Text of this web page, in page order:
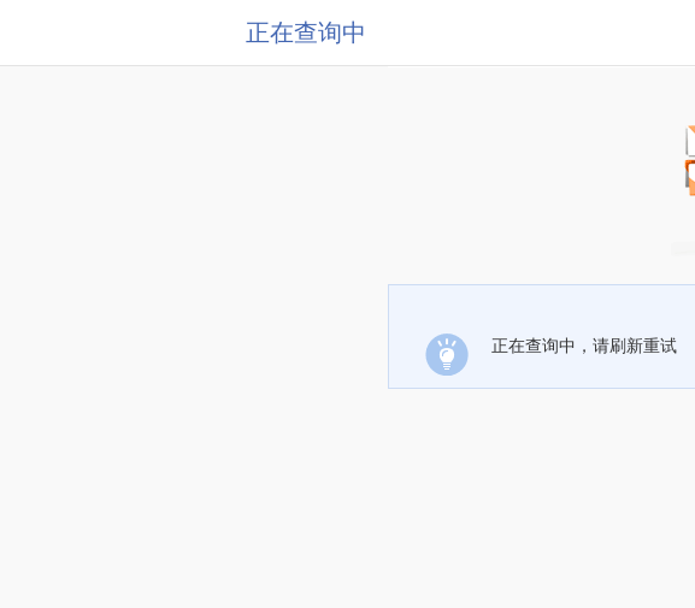
正在查询中
正在查询中，请刷新重试